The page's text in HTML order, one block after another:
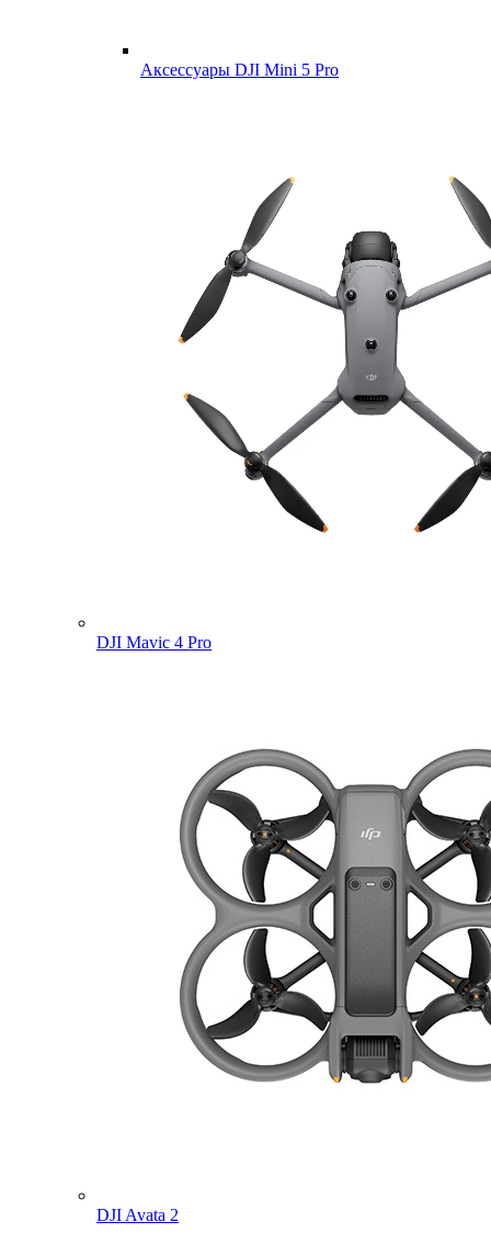
Аксессуары DJI Mini 5 Pro
DJI Mavic 4 Pro
DJI Avata 2